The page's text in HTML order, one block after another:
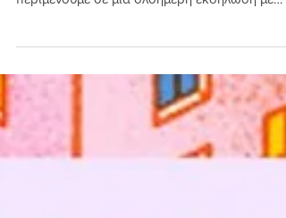
Αθήνα, Σάββατο 31 Μαΐου 2025 Eteron –
περιμένουμε σε μια ολοήμερη εκδήλωση με